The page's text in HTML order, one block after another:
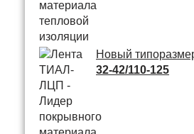
Новый
32-42/110-125